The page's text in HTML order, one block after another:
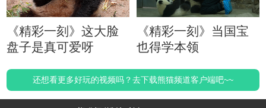
《精彩一刻》这大脸
盘子是真可爱呀
《精彩一刻》当国宝
也得学本领
还想看更多好玩的视频吗？去下载熊猫频道客户端吧~~